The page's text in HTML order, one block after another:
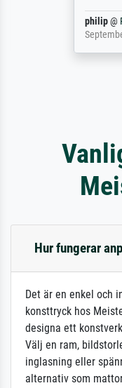
@
September 23,
Hur fungerar
Det är en enkel och
konsttryck hos
designa ett
Välj en ram,
inglasning eller
alternativ som